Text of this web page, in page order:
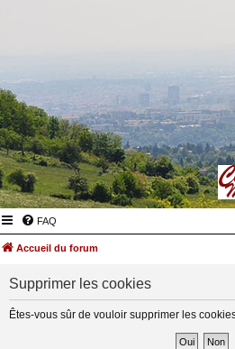
FAQ
Accueil du forum
Supprimer les cookies
Êtes-vous sûr de vouloir supprimer les